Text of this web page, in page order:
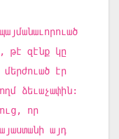
թէ զէնք կը
էր
ձեւաչափին:
որ
այդ